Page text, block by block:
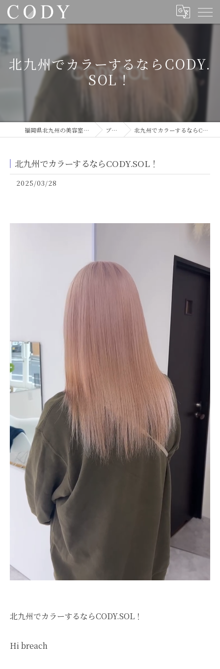
北九州でカラーするならCODY.
SOL！
福岡県北九州の美容室ならCODY ブログ 北九州でカラーするならCODY.SOL！
北九州でカラーするならCODY.SOL！
2025/03/28
北九州でカラーするならCODY.SOL！
Hi breach